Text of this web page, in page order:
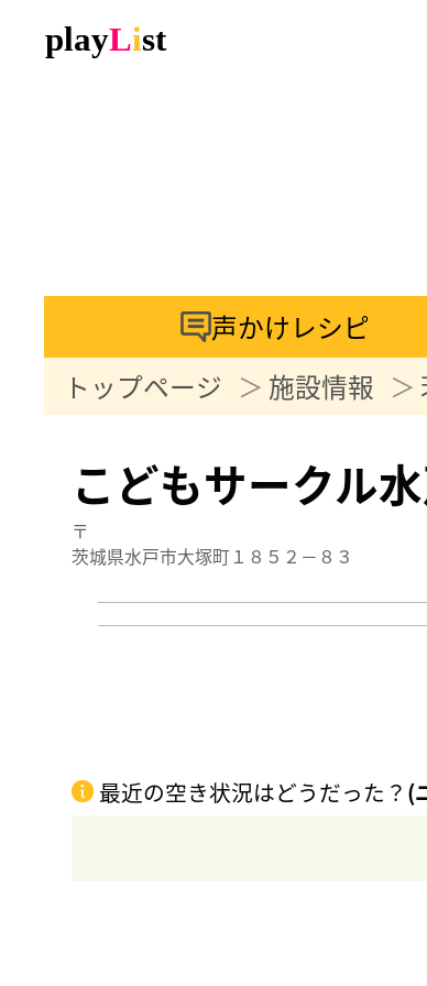
声かけレシピ
トップページ
施設情報
こどもサークル
〒
茨城県水戸市大塚町１８５２－８３
最近の空き状況はどうだった？ (